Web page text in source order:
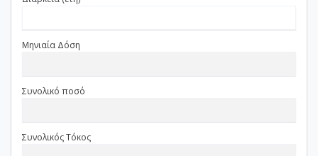
Μηνιαία Δόση
Συνολικό ποσό
Συνολικός Τόκος